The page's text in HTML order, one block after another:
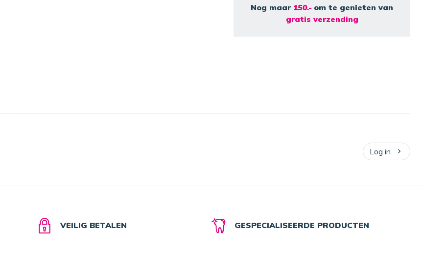
Nog maar 150.-om te genieten van
gratis verzending
Log in
VEILIG BETALEN GESPECIALISEERDE PRODUCTEN